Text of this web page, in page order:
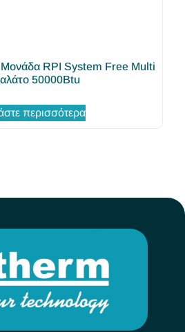
RPI System Free Multi
50000Btu
περισσότερα